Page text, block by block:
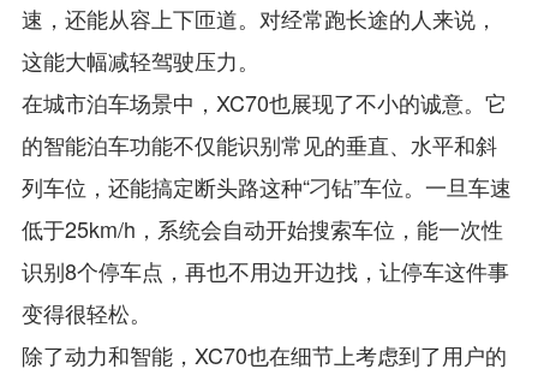
速，还能从容上下匝道。对经常跑长途的人来说，
这能大幅减轻驾驶压力。
在城市泊车场景中，XC70也展现了不小的诚意。它
的智能泊车功能不仅能识别常见的垂直、水平和斜
列车位，还能搞定断头路这种“刁钻”车位。一旦车速
低于25km/h，系统会自动开始搜索车位，能一次性
识别8个停车点，再也不用边开边找，让停车这件事
变得很轻松。
除了动力和智能，XC70也在细节上考虑到了用户的